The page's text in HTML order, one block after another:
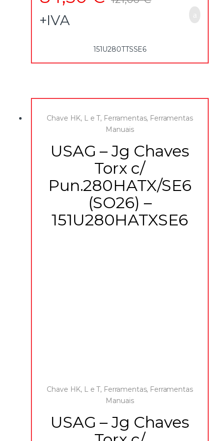
– Cabeça esférica para uma acessibilidade excecional
+IVA
151U280TTSSE6
Chave HK, L e T, Ferramentas, Ferramentas
Manuais
USAG – Jg Chaves
Torx c/
Pun.280HATX/SE6
(SO26) –
151U280HATXSE6
Chave HK, L e T, Ferramentas, Ferramentas
Manuais
USAG – Jg Chaves